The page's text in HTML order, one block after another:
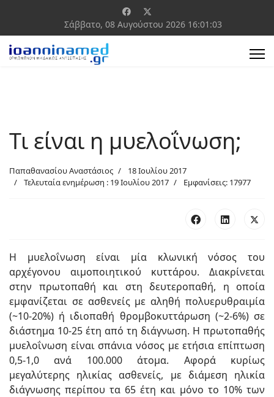
Σάββατο, 08 Αυγούστου 2026 16:01:04
Τι είναι η μυελοΐνωση;
Παπαθανασίου Αναστάσιος
18 Ιουλίου 2017
Τελευταία ενημέρωση : 19 Ιουλίου 2017
Εμφανίσεις: 17977
Η μυελοΐνωση είναι μία κλωνική νόσος του
αρχέγονου αιμοποιητικού κυττάρου. Διακρίνεται
στην πρωτοπαθή και στη δευτεροπαθή, η οποία
εμφανίζεται σε ασθενείς με αληθή πολυερυθραιμία
(~10-20%) ή ιδιοπαθή θρομβοκυττάρωση (~2-6%) σε
διάστημα 10-25 έτη από τη διάγνωση. Η πρωτοπαθής
μυελοΐνωση είναι σπάνια νόσος με ετήσια επίπτωση
0,5-1,0 ανά 100.000 άτομα. Αφορά κυρίως
μεγαλύτερης ηλικίας ασθενείς, με διάμεση ηλικία
διάγνωσης περίπου τα 65 έτη και μόνο το 10% των